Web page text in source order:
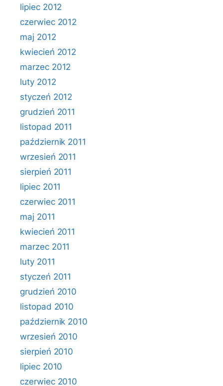
lipiec 2012
czerwiec 2012
maj 2012
kwiecień 2012
marzec 2012
luty 2012
styczeń 2012
grudzień 2011
listopad 2011
październik 2011
wrzesień 2011
sierpień 2011
lipiec 2011
czerwiec 2011
maj 2011
kwiecień 2011
marzec 2011
luty 2011
styczeń 2011
grudzień 2010
listopad 2010
październik 2010
wrzesień 2010
sierpień 2010
lipiec 2010
czerwiec 2010